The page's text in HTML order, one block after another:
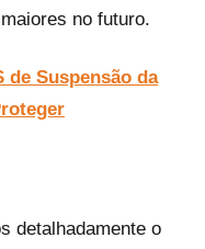
no futuro.
de Suspensão da
detalhadamente o